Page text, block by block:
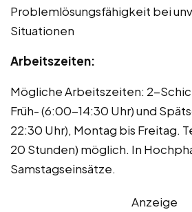
Problemlösungsfähigkeit bei
Situationen
Arbeitszeiten:
Mögliche Arbeitszeiten: 2-
Früh- (6:00-14:30 Uhr) und
22:30 Uhr), Montag bis Freitag.
20 Stunden) möglich. In
Samstagseinsätze.
Anzeige